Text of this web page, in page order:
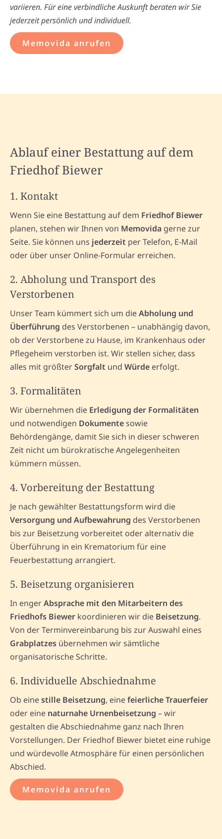
variieren. Für eine verbindliche Auskunft beraten wir Sie
jederzeit persönlich und individuell.
Memovida anrufen
Ablauf einer Bestattung auf dem
Friedhof Biewer
1. Kontakt
Wenn Sie eine Bestattung auf dem Friedhof Biewer
planen, stehen wir Ihnen von Memovida gerne zur
Seite. Sie können uns jederzeit per Telefon, E-Mail
oder über unser Online-Formular erreichen.
2. Abholung und Transport des
Verstorbenen
Unser Team kümmert sich um dieAbholung und
Überführung des Verstorbenen – unabhängig davon,
ob der Verstorbene zu Hause, im Krankenhaus oder
Pflegeheim verstorben ist. Wir stellen sicher, dass
alles mit größterSorgfalt und Würde erfolgt.
3. Formalitäten
Wir übernehmen die Erledigung der Formalitäten
und notwendigen Dokumentesowie
Behördengänge, damit Sie sich in dieser schweren
Zeit nicht um bürokratische Angelegenheiten
kümmern müssen.
4. Vorbereitung der Bestattung
Je nach gewählter Bestattungsform wird die
Versorgung und Aufbewahrung des Verstorbenen
bis zur Beisetzung vorbereitet oder alternativ die
Überführung in ein Krematorium für eine
Feuerbestattung arrangiert.
5. Beisetzung organisieren
In engerAbsprache mit den Mitarbeitern des
Friedhofs Biewer koordinieren wir die Beisetzung.
Von der Terminvereinbarung bis zur Auswahl eines
Grabplatzes übernehmen wir sämtliche
organisatorische Schritte.
6. Individuelle Abschiednahme
Ob einestille Beisetzung, einefeierliche Trauerfeier
oder eine naturnahe Urnenbeisetzung – wir
gestalten die Abschiednahme ganz nach Ihren
Vorstellungen. Der Friedhof Biewer bietet eine ruhige
und würdevolle Atmosphäre für einen persönlichen
Abschied.
Memovida anrufen